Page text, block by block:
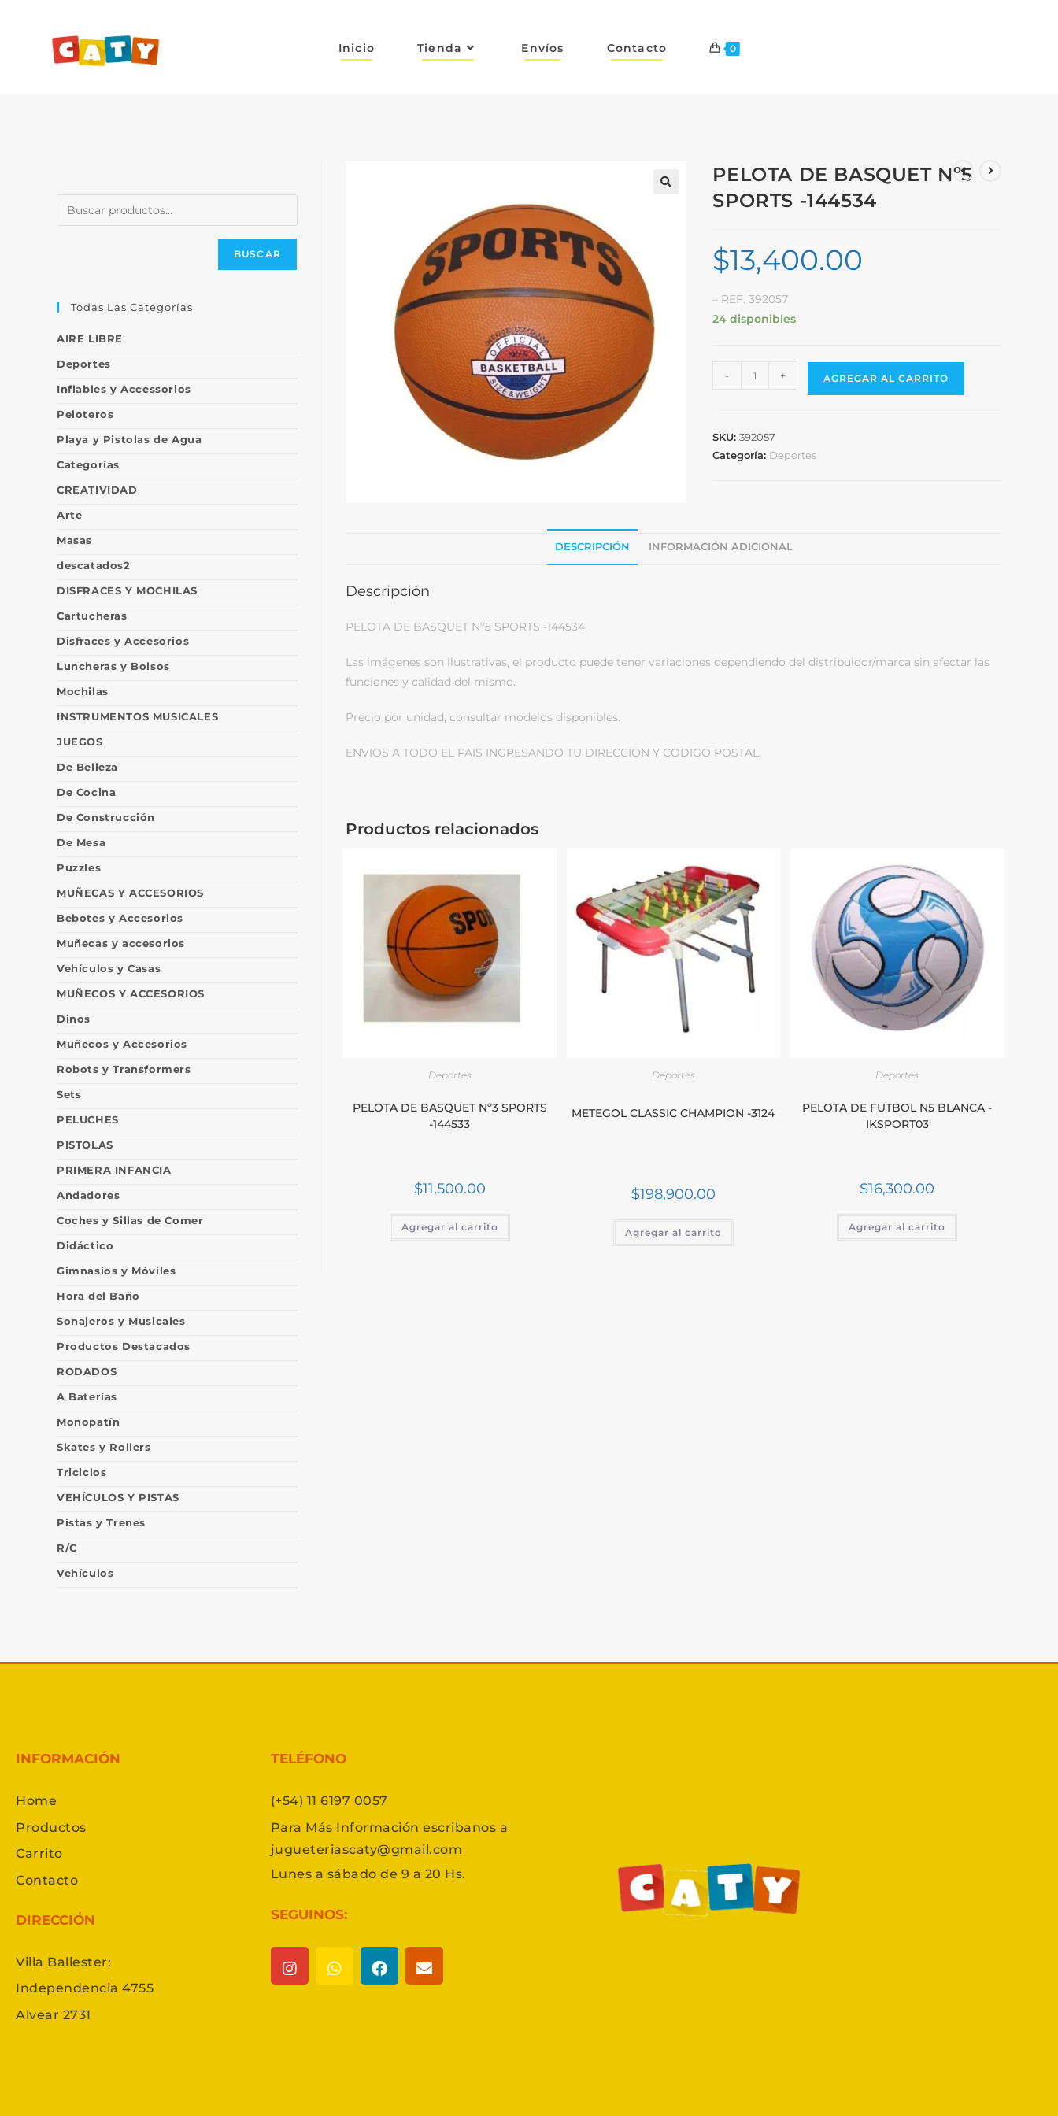
Inicio Tienda Envíos Contacto 0
PELOTA DE BASQUET Nº5
SPORTS -144534
$13,400.00
– REF. 392057
24 disponibles
- + AGREGAR AL CARRITO
SKU:392057
Categoría: Deportes
DESCRIPCIÓN INFORMACIÓN ADICIONAL
Descripción
PELOTA DE BASQUET Nº5 SPORTS -144534
Las imágenes son ilustrativas, el producto puede tener variaciones dependiendo del distribuidor/marca sin afectar las
funciones y calidad del mismo.
Precio por unidad, consultar modelos disponibles.
ENVIOS A TODO EL PAIS INGRESANDO TU DIRECCION Y CODIGO POSTAL.
Productos relacionados
Deportes
PELOTA DE BASQUET Nº3 SPORTS
-144533
$11,500.00
Agregar al carrito
Deportes
METEGOL CLASSIC CHAMPION -3124
$198,900.00
Agregar al carrito
Deportes
PELOTA DE FUTBOL N5 BLANCA -
IKSPORT03
$16,300.00
Agregar al carrito
BUSCAR
Todas Las Categorías
AIRE LIBRE
Deportes
Inflables y Accessorios
Peloteros
Playa y Pistolas de Agua
Categorías
CREATIVIDAD
Arte
Masas
descatados2
DISFRACES Y MOCHILAS
Cartucheras
Disfraces y Accesorios
Luncheras y Bolsos
Mochilas
INSTRUMENTOS MUSICALES
JUEGOS
De Belleza
De Cocina
De Construcción
De Mesa
Puzzles
MUÑECAS Y ACCESORIOS
Bebotes y Accesorios
Muñecas y accesorios
Vehículos y Casas
MUÑECOS Y ACCESORIOS
Dinos
Muñecos y Accesorios
Robots y Transformers
Sets
PELUCHES
PISTOLAS
PRIMERA INFANCIA
Andadores
Coches y Sillas de Comer
Didáctico
Gimnasios y Móviles
Hora del Baño
Sonajeros y Musicales
Productos Destacados
RODADOS
A Baterías
Monopatín
Skates y Rollers
Triciclos
VEHÍCULOS Y PISTAS
Pistas y Trenes
R/C
Vehículos
INFORMACIÓN
Home
Productos
Carrito
Contacto
DIRECCIÓN
Villa Ballester:
Independencia 4755
Alvear 2731
TELÉFONO
(+54) 11 6197 0057
Para Más Información escribanos a
jugueteriascaty@gmail.com
Lunes a sábado de 9 a 20 Hs.
SEGUINOS: